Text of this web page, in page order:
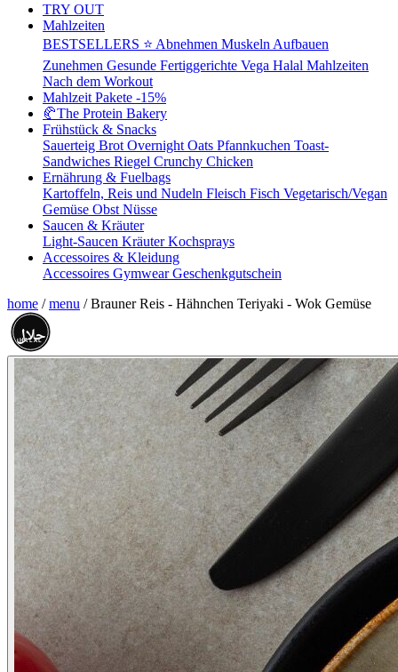
TRY OUT
Mahlzeiten
BESTSELLERS ⭐ Abnehmen Muskeln Aufbauen
Zunehmen Gesunde Fertiggerichte Vega Halal Mahlzeiten
Nach dem Workout
Mahlzeit Pakete -15%
🥐The Protein Bakery
Frühstück & Snacks
Sauerteig Brot Overnight Oats Pfannkuchen Toast-
Sandwiches Riegel Crunchy Chicken
Ernährung & Fuelbags
Kartoffeln, Reis und Nudeln Fleisch Fisch Vegetarisch/Vegan
Gemüse Obst Nüsse
Saucen & Kräuter
Light-Saucen KräuterKochsprays
Accessoires & Kleidung
Accessoires GymwearGeschenkgutschein
home / menu / Brauner Reis - Hähnchen Teriyaki - Wok Gemüse
حلال
HALAL